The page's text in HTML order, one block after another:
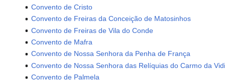
Convento de Cristo
Convento de Freiras da Conceição de Matosinhos
Convento de Freiras de Vila do Conde
Convento de Mafra
Convento de Nossa Senhora da Penha de França
Convento de Nossa Senhora das Relíquias do Carmo da
Convento de Palmela